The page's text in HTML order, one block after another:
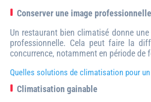
Conserver une image professionnelle
Un restaurant bien climatisé donne
professionnelle. Cela peut faire la
concurrence, notamment en période de
Quelles solutions de climatisation pour
Climatisation gainable